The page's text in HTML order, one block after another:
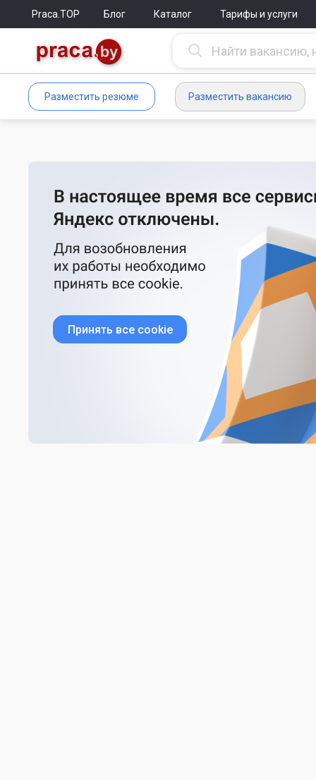
Praca.TOP Блог Каталог Тарифы и услуги
Разместить резюме Разместить вакансию
Принять все cookie